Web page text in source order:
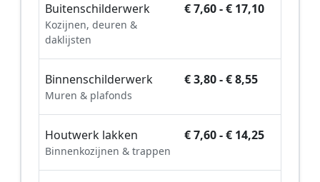
Buitenschilderwerk
Kozijnen, deuren &
daklijsten
€ 7,60 - € 17,10
Binnenschilderwerk
Muren & plafonds
€ 3,80 - € 8,55
Houtwerk lakken
Binnenkozijnen & trappen
€ 7,60 - € 14,25